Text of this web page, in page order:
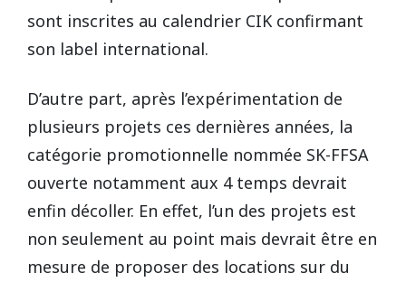
sont inscrites au calendrier CIK confirmant
son label international.
D’autre part, après l’expérimentation de
plusieurs projets ces dernières années, la
catégorie promotionnelle nommée SK-FFSA
ouverte notamment aux 4 temps devrait
enfin décoller. En effet, l’un des projets est
non seulement au point mais devrait être en
mesure de proposer des locations sur du